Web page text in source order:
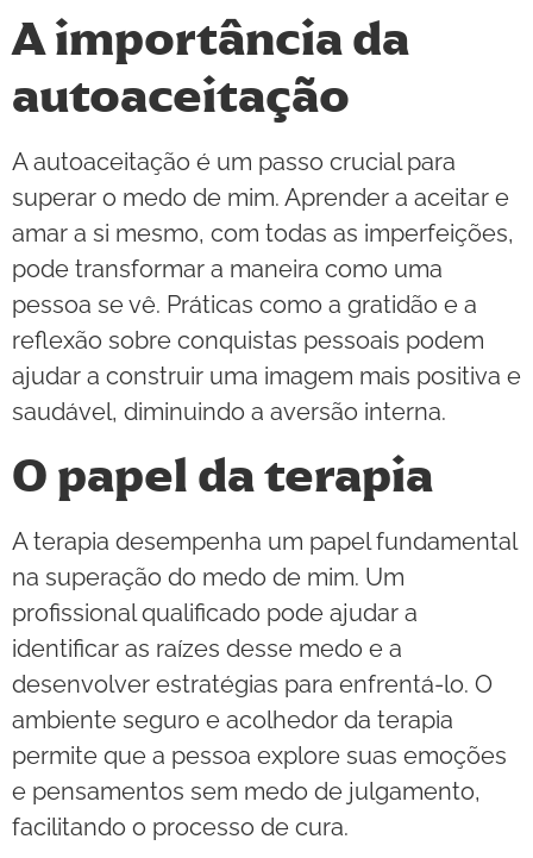
A importância da
autoaceitação
A autoaceitação é um passo crucial para
superar o medo de mim. Aprender a aceitar e
amar a si mesmo, com todas as imperfeições,
pode transformar a maneira como uma
pessoa se vê. Práticas como a gratidão e a
reflexão sobre conquistas pessoais podem
ajudar a construir uma imagem mais positiva e
saudável, diminuindo a aversão interna.
O papel da terapia
A terapia desempenha um papel fundamental
na superação do medo de mim. Um
profissional qualificado pode ajudar a
identificar as raízes desse medo e a
desenvolver estratégias para enfrentá-lo. O
ambiente seguro e acolhedor da terapia
permite que a pessoa explore suas emoções
e pensamentos sem medo de julgamento,
facilitando o processo de cura.